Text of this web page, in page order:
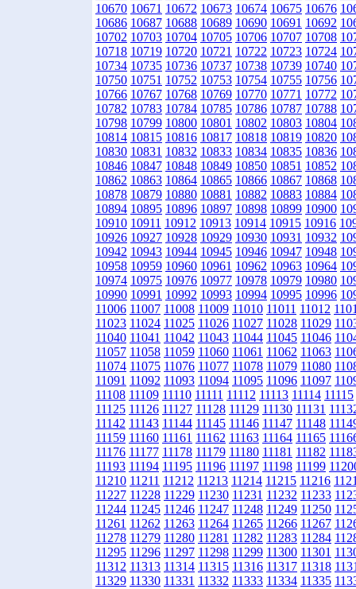
10670 10671 10672 10673 10674 10675 10676
10686 10687 10688 10689 10690 10691 10692
10702 10703 10704 10705 10706 10707 10708
10718 10719 10720 10721 10722 10723 10724
10734 10735 10736 10737 10738 10739 10740
10750 10751 10752 10753 10754 10755 10756
10766 10767 10768 10769 10770 10771 10772
10782 10783 10784 10785 10786 10787 10788
10798 10799 10800 10801 10802 10803 10804
10814 10815 10816 10817 10818 10819 10820
10830 10831 10832 10833 10834 10835 10836
10846 10847 10848 10849 10850 10851 10852
10862 10863 10864 10865 10866 10867 10868
10878 10879 10880 10881 10882 10883 10884
10894 10895 10896 10897 10898 10899 10900
10910 10911 10912 10913 10914 10915 10916
10926 10927 10928 10929 10930 10931 10932
10942 10943 10944 10945 10946 10947 10948
10958 10959 10960 10961 10962 10963 10964
10974 10975 10976 10977 10978 10979 10980
10990 10991 10992 10993 10994 10995 10996
11006 11007 11008 11009 11010 11011 11012
11023 11024 11025 11026 11027 11028 11029
11040 11041 11042 11043 11044 11045 11046
11057 11058 11059 11060 11061 11062 11063
11074 11075 11076 11077 11078 11079 11080
11091 11092 11093 11094 11095 11096 11097
11108 11109 11110 11111 11112 11113 11114 11115
11125 11126 11127 11128 11129 11130 11131
11142 11143 11144 11145 11146 11147 11148
11159 11160 11161 11162 11163 11164 11165
11176 11177 11178 11179 11180 11181 11182
11193 11194 11195 11196 11197 11198 11199
11210 11211 11212 11213 11214 11215 11216
11227 11228 11229 11230 11231 11232 11233
11244 11245 11246 11247 11248 11249 11250
11261 11262 11263 11264 11265 11266 11267
11278 11279 11280 11281 11282 11283 11284
11295 11296 11297 11298 11299 11300 11301
11312 11313 11314 11315 11316 11317 11318
11329 11330 11331 11332 11333 11334 11335